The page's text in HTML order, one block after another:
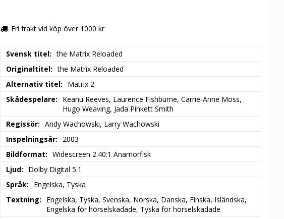
Fri frakt vid köp över 1000 kr
Svensk titel
the Matrix Reloaded
Originaltitel
the Matrix Reloaded
Alternativ titel
Matrix 2
Skådespelare
Keanu Reeves, Laurence Fishburne, Carrie-Anne Moss,
Hugo Weaving, Jada Pinkett Smith
Regissör
Andy Wachowski, Larry Wachowski
Inspelningsår
2003
Bildformat
Widescreen 2.40:1 Anamorfisk
Ljud
Dolby Digital 5.1
Språk
Engelska, Tyska
Textning
Engelska, Tyska, Svenska, Norska, Danska, Finska, Isländska,
Engelska för hörselskadade, Tyska för hörselskadade